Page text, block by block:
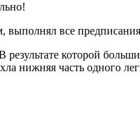
все
результате которой
нижняя часть одного